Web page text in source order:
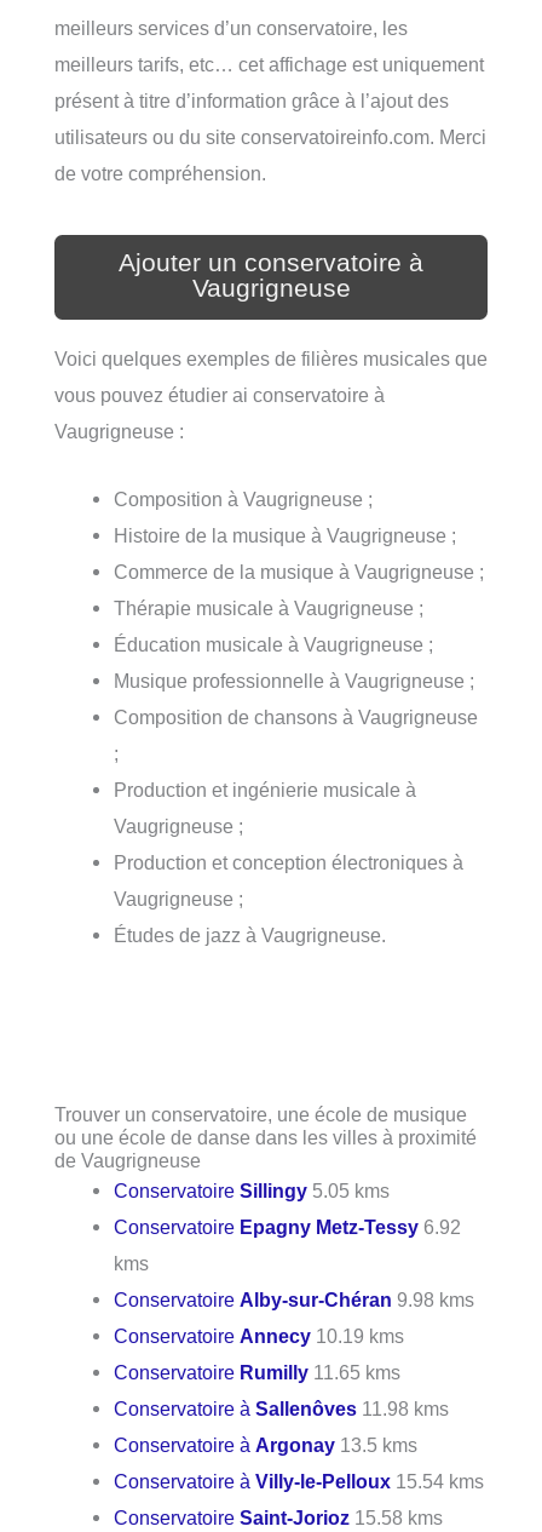
meilleurs services d’un conservatoire, les
meilleurs tarifs, etc… cet affichage est uniquement
présent à titre d’information grâce à l’ajout des
utilisateurs ou du site conservatoireinfo.com. Merci
de votre compréhension.
Ajouter un conservatoire à
Vaugrigneuse
Voici quelques exemples de filières musicales que
vous pouvez étudier ai conservatoire à
Vaugrigneuse :
Composition à Vaugrigneuse ;
Histoire de la musique à Vaugrigneuse ;
Commerce de la musique à Vaugrigneuse ;
Thérapie musicale à Vaugrigneuse ;
Éducation musicale à Vaugrigneuse ;
Musique professionnelle à Vaugrigneuse ;
Composition de chansons à Vaugrigneuse
;
Production et ingénierie musicale à
Vaugrigneuse ;
Production et conception électroniques à
Vaugrigneuse ;
Études de jazz à Vaugrigneuse.
Trouver un conservatoire, une école de musique
ou une école de danse dans les villes à proximité
de Vaugrigneuse
ConservatoireSillingy 5.05 kms
Conservatoire Epagny Metz-Tessy 6.92
kms
ConservatoireAlby-sur-Chéran 9.98 kms
ConservatoireAnnecy 10.19 kms
Conservatoire Rumilly 11.65 kms
Conservatoire àSallenôves 11.98 kms
Conservatoire àArgonay 13.5 kms
Conservatoire àVilly-le-Pelloux 15.54 kms
ConservatoireSaint-Jorioz 15.58 kms